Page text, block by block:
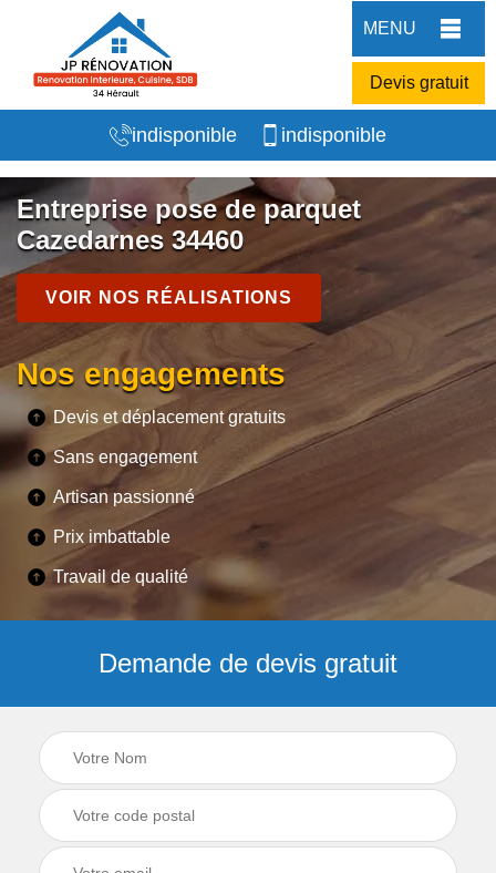
MENU
Devis gratuit
indisponible indisponible
Entreprise pose de parquet
Cazedarnes 34460
VOIR NOS RÉALISATIONS
Nos engagements
Devis et déplacement gratuits
Sans engagement
Artisan passionné
Prix imbattable
Travail de qualité
Demande de devis gratuit